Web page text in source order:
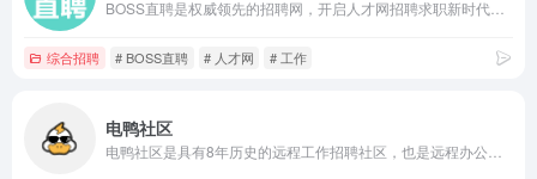
综合招聘 # BOSS直聘 # 人才网 # 工作
电鸭社区